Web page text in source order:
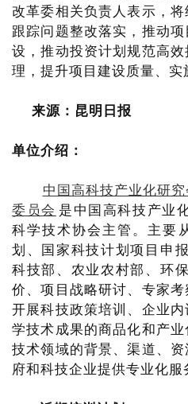
改革委相关负责人表示，
跟踪问题整改落实，推动
设，推动投资计划规范高
理，提升项目建设质量、实
来源：昆明日报
单位介绍：
中国高科技产业化研
委员会 是中国高科技产业
科学技术协会主管。主要
划、国家科技计划项目申
科技部、农业农村部、环
价、项目战略研讨、专家考
开展科技政策培训、企业
学技术成果的商品化和产
技术领域的背景、渠道、
府和科技企业提供专业化服